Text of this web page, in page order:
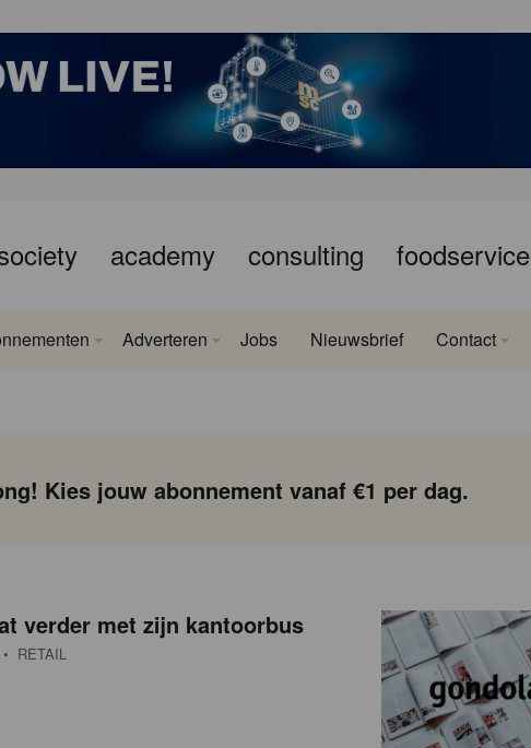
academy consulting foodservice
Adverteren Jobs Nieuwsbrief Contact
Kies jouw abonnement vanaf €1 per dag.
verder met zijn kantoorbus
• RETAIL